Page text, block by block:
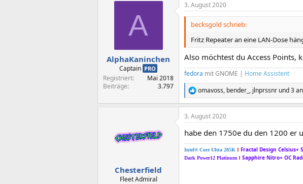
A
AlphaKaninchen
Captain PRO
Registriert
Mai 2018
Beiträge
3.797
3. August 2020
becksgold schrieb:
Fritz Repeater an eine LAN-Dose
Also möchtest du Access Points,
fedora mitGNOME | Home Assistent
R
e
a
k
i
o
n
e
omavoss, bender_ , jlnprssnr und 3
Chesterfield
Fleet Admiral
3. August 2020
habe den 1750e du den 1200 er
Intel® Core Ultra 285K I Fractal Design Celsius+
Dark Power12 Platinum I Sapphire Nitro+ OC